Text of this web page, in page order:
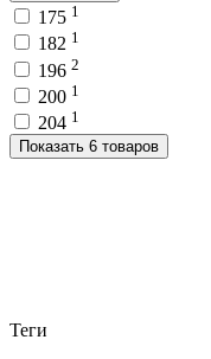
175 1
182 1
196 2
200 1
204 1
Показать 6 товаров
Теги